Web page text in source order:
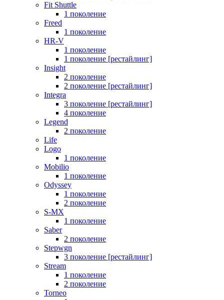
Fit Shuttle
1 поколение
Freed
1 поколение
HR-V
1 поколение
1 поколение [рестайлинг]
Insight
2 поколение
2 поколение [рестайлинг]
Integra
3 поколение [рестайлинг]
4 поколение
Legend
2 поколение
Life
Logo
1 поколение
Mobilio
1 поколение
Odyssey
1 поколение
2 поколение
S-MX
1 поколение
Saber
2 поколение
Stepwgn
3 поколение [рестайлинг]
Stream
1 поколение
2 поколение
Torneo